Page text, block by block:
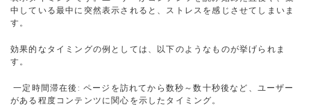
中している最中に突然表示されると、ストレスを感じさせてしまいま
す。
効果的なタイミングの例としては、以下のようなものが挙げられま
す。
一定時間滞在後: ページを訪れてから数秒～数十秒後など、ユーザー
がある程度コンテンツに関心を示したタイミング。